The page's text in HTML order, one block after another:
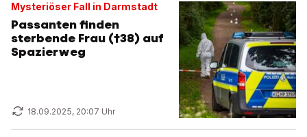
Mysteriöser Fall in Darmstadt
Passanten finden
sterbende Frau (†38) auf
Spazierweg
18.09.2025, 20:07 Uhr